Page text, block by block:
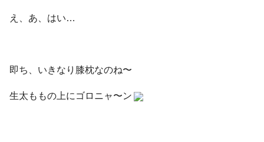
え、あ、はい…
即ち、いきなり膝枕なのね〜
生太ももの上にゴロニャ〜ン